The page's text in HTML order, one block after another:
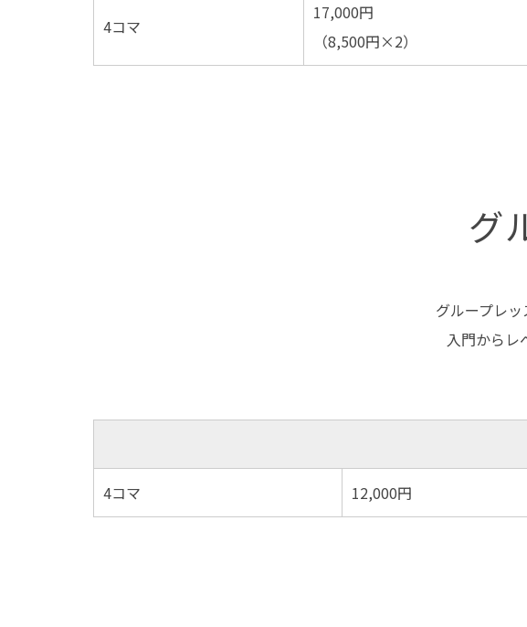
4コマ
17,000円
（8,500円×2）
グ
グループレッ
入門からレ
4コマ 12,000円